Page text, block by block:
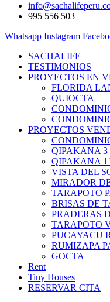
995 556 503
Whatsapp Instagram
SACHALIFE
TESTIMONIOS
PROYECTOS EN
FLORIDA
QUIOCTA
PROYECTOS
QIPAKANA 3
QIPAKANA 1
VISTA DEL
MIRADOR
TARAPOTO
BRISAS DE
PRADERAS
TARAPOTO
PUCAYACU
RUMIZAPA
GOCTA
Rent
Tiny Houses
RESERVAR CITA